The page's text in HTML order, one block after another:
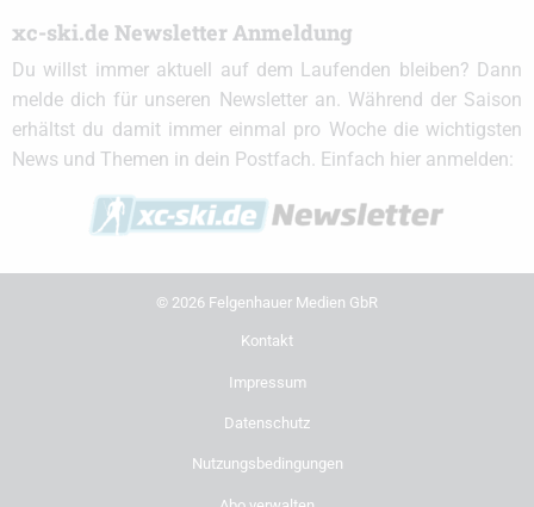
xc-ski.de Newsletter Anmeldung
Du willst immer aktuell auf dem Laufenden bleiben? Dann
melde dich für unseren Newsletter an. Während der Saison
erhältst du damit immer einmal pro Woche die wichtigsten
News und Themen in dein Postfach. Einfach hier anmelden:
© 2026 Felgenhauer Medien GbR
Kontakt
Impressum
Datenschutz
Nutzungsbedingungen